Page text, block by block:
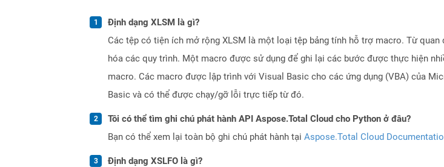
Định dạng XLSM là gì?
Các tệp có tiện ích mở rộng XLSM là một loại tệp bảng tính hỗ trợ macro. Từ
hóa các quy trình. Một macro được sử dụng để ghi lại các bước được thực hiện
macro. Các macro được lập trình với Visual Basic cho các ứng dụng (VBA) của
Basic và có thể được chạy/gỡ lỗi trực tiếp từ đó.
Tôi có thể tìm ghi chú phát hành API Aspose.Total Cloud cho Python ở đâu?
Bạn có thể xem lại toàn bộ ghi chú phát hành tại Aspose.Total Cloud
Định dạng XSLFO là gì?